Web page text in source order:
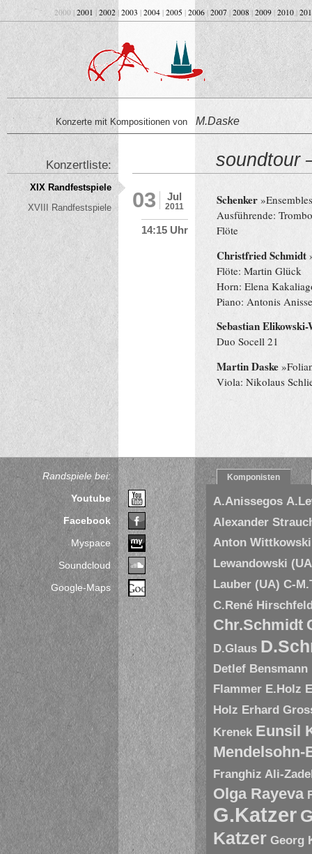
2000 | 2001 | 2002 | 2003 | 2004 | 2005 | 2006| 2007 | 2008 | 2009 | 2010|
Konzerte mit Kompositionen von M.Daske
soundtour
Jul
2011
03
14:15 Uhr
Schenker
Ausführende:
Flöte
Christfried Schmidt
Flöte: Martin Glück
Horn: Elena
Piano: Antonis
Sebastian
Duo Socell 21
Martin Daske
Viola: Nikolaus
Konzertliste:
XIX Randfestspiele
XVIII Randfestspiele
Randspiele bei:
Youtube
Facebook
Myspace
Soundcloud
Google-Maps
Komponisten
A.Anissegos
Alexander
Anton
Lewandowski
Lauber (UA) C-
C.René
Chr.Schmidt
D.Glaus
Detlef Bensmann
Flammer E.Holz
Holz Erhard
Krenek Eunsil
Mendelsohn-
Franghiz Ali-
Olga Rayeva
G.Katzer
Katzer Georg